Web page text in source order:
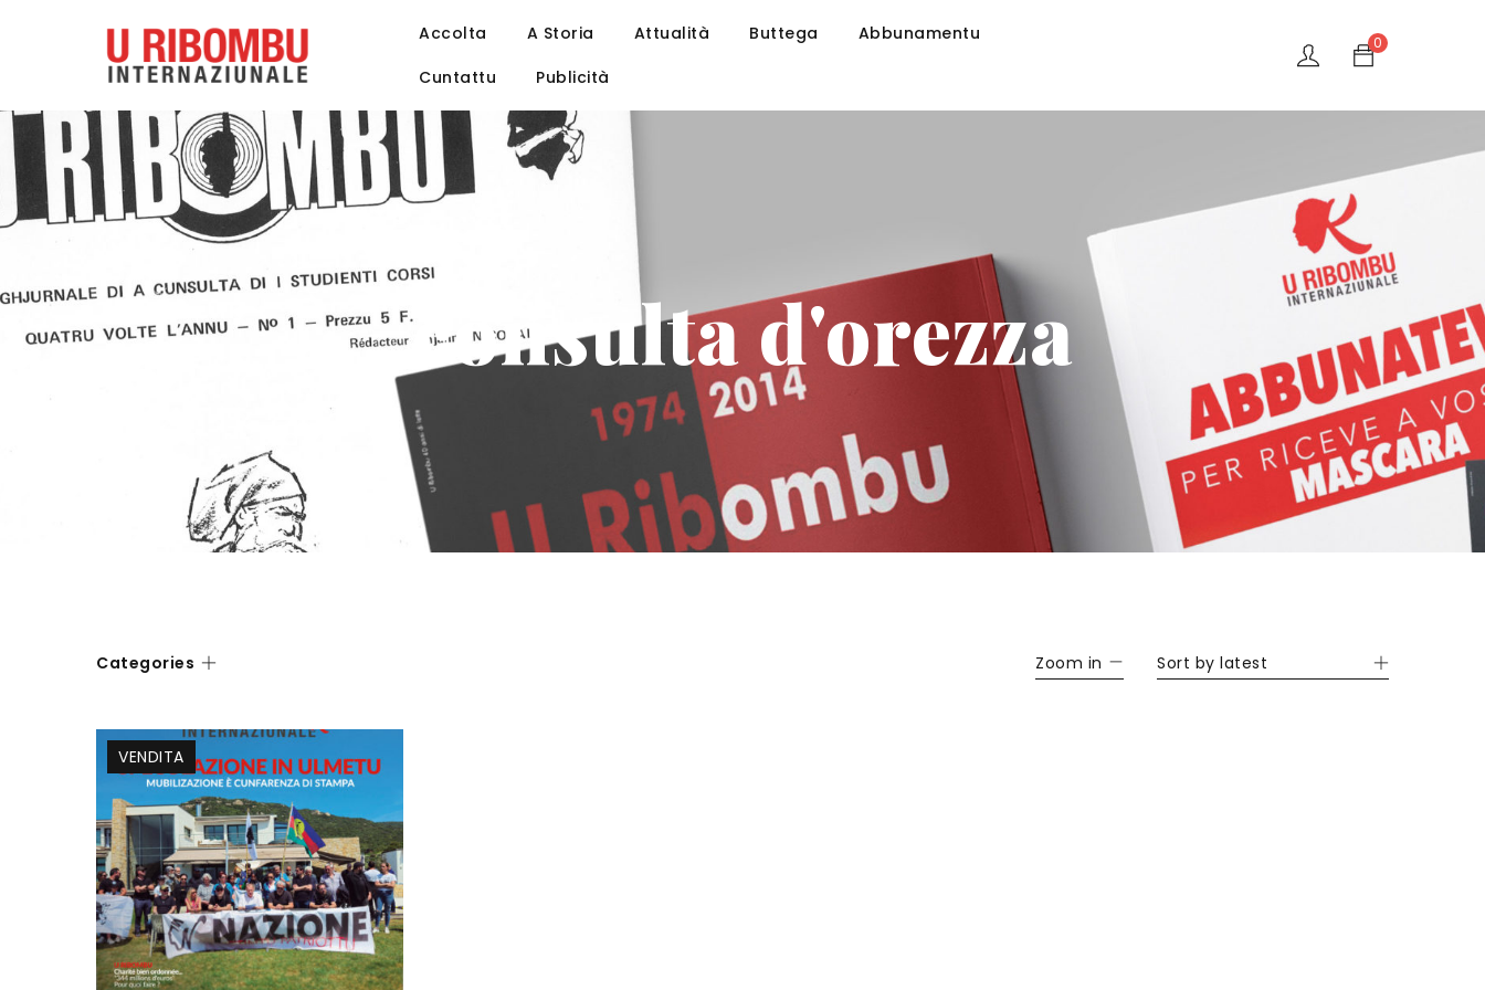
Accolta A Storia Attualità Buttega
Abbunamentu
Cuntattu
Publicità
0
consulta d'orezza
Sort by latest
Zoom in
Categories
VENDITA